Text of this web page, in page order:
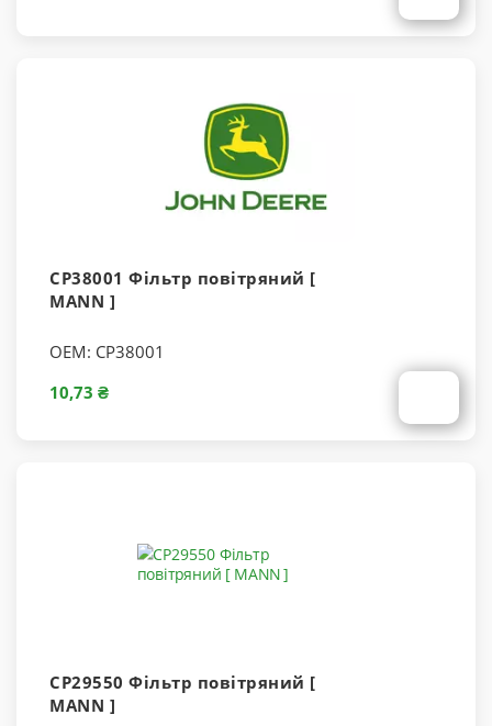
CP38001 Фільтр повітряний [
MANN ]
OEM: CP38001
10,73 ₴
CP29550 Фільтр повітряний [
MANN ]